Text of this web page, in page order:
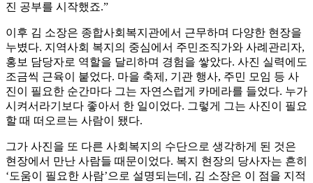
진 공부를 시작했죠.”
이후 김 소장은 종합사회복지관에서 근무하며 다양한 현장을
누볐다. 지역사회 복지의 중심에서 주민조직가와 사례관리자,
홍보 담당자로 역할을 달리하며 경험을 쌓았다. 사진 실력에도
조금씩 근육이 붙었다. 마을 축제, 기관 행사, 주민 모임 등 사
진이 필요한 순간마다 그는 자연스럽게 카메라를 들었다. 누가
시켜서라기보다 좋아서 한 일이었다. 그렇게 그는 사진이 필요
할 때 떠오르는 사람이 됐다.
그가 사진을 또 다른 사회복지의 수단으로 생각하게 된 것은
현장에서 만난 사람들 때문이었다. 복지 현장의 당사자는 흔히
‘도움이 필요한 사람’으로 설명되는데, 김 소장은 이 점을 지적